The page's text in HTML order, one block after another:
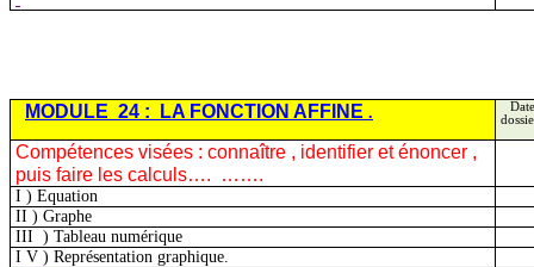
MODULE 24 : LA FONCTION AFFINE .
Compétences visées : connaître , identifier et énoncer ,
puis faire les calculs….
…….
I ) Equation
II ) Graphe
III ) Tableau numérique
I V ) Représentation graphique.